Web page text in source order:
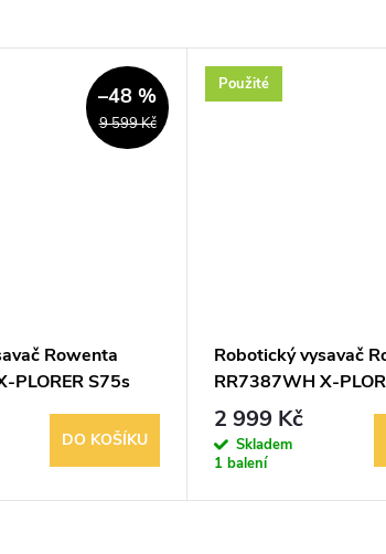
9 599 Kč
–48 %
Rowenta
PLORER S75s
4v1 Laser
DO KOŠÍKU
Použité
Robotický vysavač
RR7387WH X-
Total Care
2 999 Kč
Skladem
1 balení